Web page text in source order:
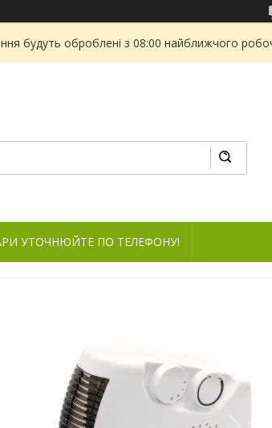
будуть оброблені з 08:00 найближчого
УТОЧНЮЙТЕ ПО ТЕЛЕФОНУ!